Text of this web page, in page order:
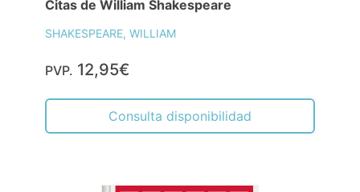
Citas de William Shakespeare
SHAKESPEARE, WILLIAM
PVP. 12,95€
Consulta disponibilidad